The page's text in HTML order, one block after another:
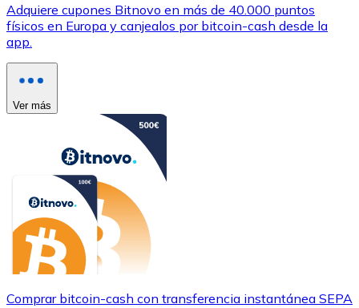
Adquiere cupones Bitnovo en más de 40.000 puntos
físicos en Europa y canjealos por bitcoin-cash desde la
app.
Ver más
Comprar bitcoin-cash con transferencia instantánea SEPA